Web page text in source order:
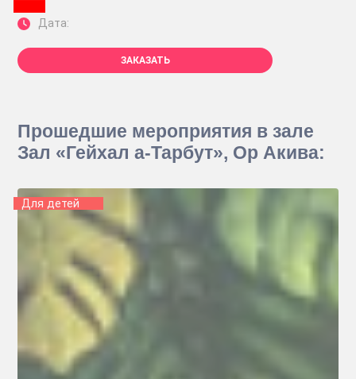
Дата:
ЗАКАЗАТЬ
Прошедшие мероприятия в зале
Зал «Гейхал а-Тарбут», Ор Акива:
Для детей